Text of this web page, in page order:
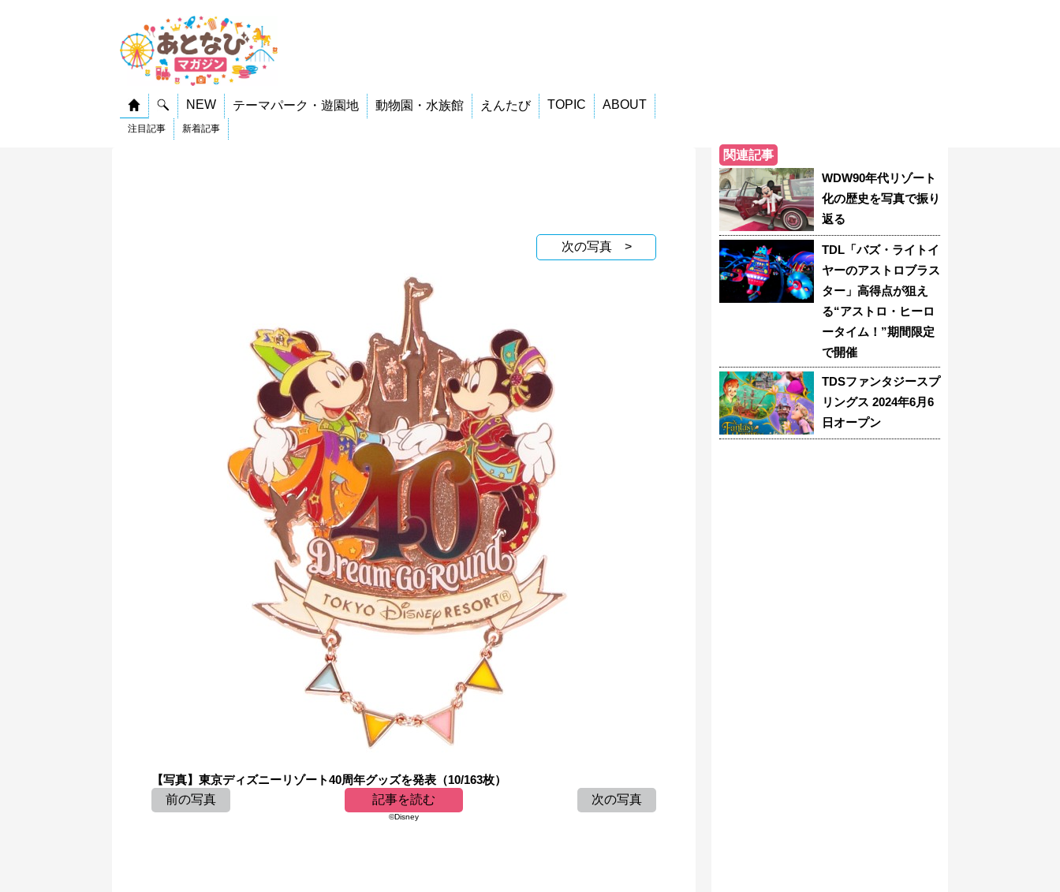
NEW テーマパーク・遊園地 動物園・水族館 えんたび TOPIC ABOUT
注目記事 新着記事
次の写真 >
【写真】東京ディズニーリゾート40周年グッズを発表（10/163枚）
前の写真
記事を読む 次の写真
©Disney
関連記事
WDW90年代リゾート
化の歴史を写真で振り
返る
TDL「バズ・ライトイ
ヤーのアストロブラス
ター」高得点が狙え
る“アストロ・ヒーロ
ータイム！”期間限定
で開催
TDSファンタジースプ
リングス 2024年6月6
日オープン